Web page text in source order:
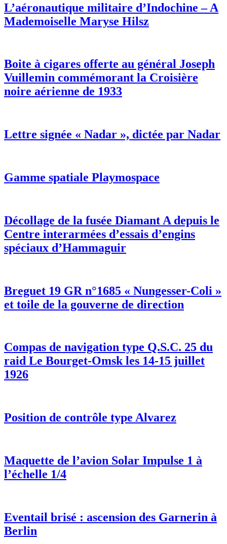
L’aéronautique militaire d’Indochine – A
Mademoiselle Maryse Hilsz
Boite à cigares offerte au général Joseph
Vuillemin commémorant la Croisière
noire aérienne de 1933
Lettre signée « Nadar », dictée par Nadar
Gamme spatiale Playmospace
Décollage de la fusée Diamant A depuis le
Centre interarmées d’essais d’engins
spéciaux d’Hammaguir
Breguet 19 GR n°1685 « Nungesser-Coli »
et toile de la gouverne de direction
Compas de navigation type Q.S.C. 25 du
raid Le Bourget-Omsk les 14-15 juillet
1926
Position de contrôle type Alvarez
Maquette de l’avion Solar Impulse 1 à
l’échelle 1/4
Eventail brisé : ascension des Garnerin à
Berlin